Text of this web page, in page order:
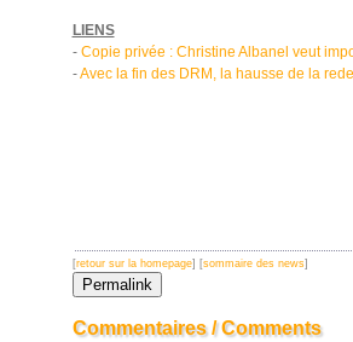
LIENS
- Copie privée : Christine Albanel veut
-Avec la fin des DRM, la hausse de la
[retour sur la homepage] [sommaire des news]
Commentaires / Comments